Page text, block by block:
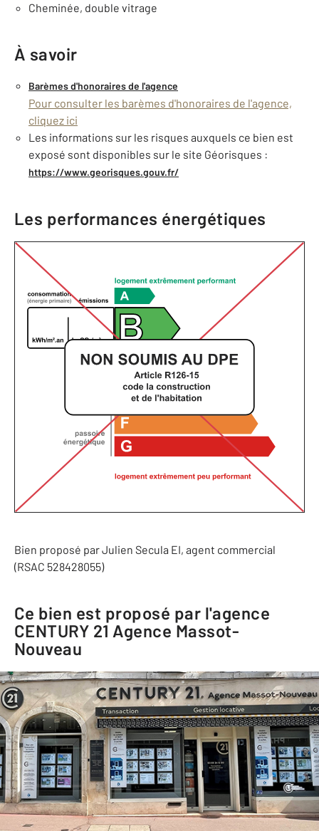
Cheminée, double vitrage
À savoir
Barèmes d'honoraires de l'agence
Pour consulter les barèmes d'honoraires de l'agence,
cliquez ici
Les informations sur les risques auxquels ce bien est
exposé sont disponibles sur le site Géorisques :
https://www.georisques.gouv.fr/
Les performances énergétiques
Bien proposé parJulien Secula EI, agent commercial
(RSAC 528428055)
Ce bien est proposé par l'agence
CENTURY 21 Agence Massot-
Nouveau